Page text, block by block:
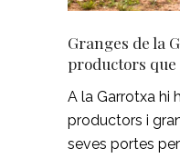
Granges de la
productors
A la Garrotxa hi
productors i
seves portes